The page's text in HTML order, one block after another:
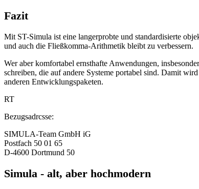
Fazit
Mit ST-Simula ist eine langerprobte und standardisierte
und auch die Fließkomma-Arithmetik bleibt zu verbessern.
Wer aber komfortabel ernsthafte Anwendungen,
schreiben, die auf andere Systeme portabel sind. Damit
anderen Entwicklungspaketen.
RT
Bezugsadrcsse:
SIMULA-Team GmbH iG
Postfach 50 01 65
D-4600 Dortmund 50
Simula - alt, aber hochmodern